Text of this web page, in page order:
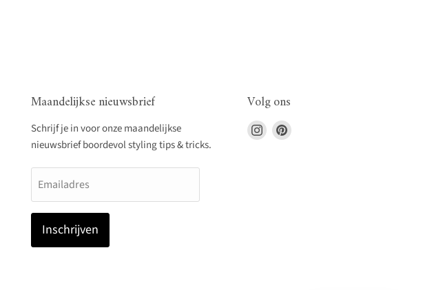
Maandelijkse nieuwsbrief
Schrijf je in voor onze maandelijkse
nieuwsbrief boordevol styling tips & tricks.
Emailadres
Inschrijven
Volg ons
Vind
ons
Vind